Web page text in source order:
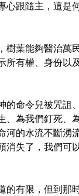
心跟隨主，這是
樹葉能夠醫治萬
所有權、身份以
的命令兒被咒詛
、為我們釘死、
河的水流不斷湧
消失了，我們可
的有限，但到那